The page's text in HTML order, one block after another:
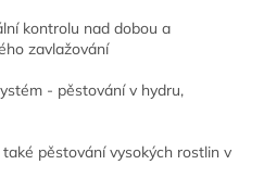
kontrolu nad dobou a
zavlažování
- pěstování v hydru,
pěstování vysokých rostlin v